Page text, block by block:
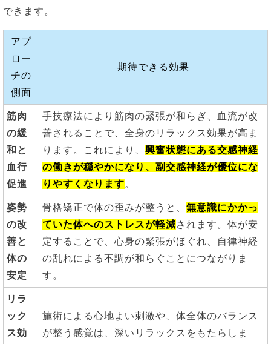
できます。
アプ
ロー
チの
側面
期待できる効果
筋肉
の緩
和と
血行
促進
手技療法により筋肉の緊張が和らぎ、血流が改
善されることで、全身のリラックス効果が高ま
ります。これにより、 興奮状態にある交感神経
の働きが穏やかになり、副交感神経が優位にな
りやすくなります。
姿勢
の改
善と
体の
安定
骨格矯正で体の歪みが整うと、 無意識にかかっ
ていた体へのストレスが軽減されます。体が安
定することで、心身の緊張がほぐれ、自律神経
の乱れによる不調が和らぐことにつながりま
す。
リラ
ック
ス効
施術による心地よい刺激や、体全体のバランス
が整う感覚は、深いリラックスをもたらしま